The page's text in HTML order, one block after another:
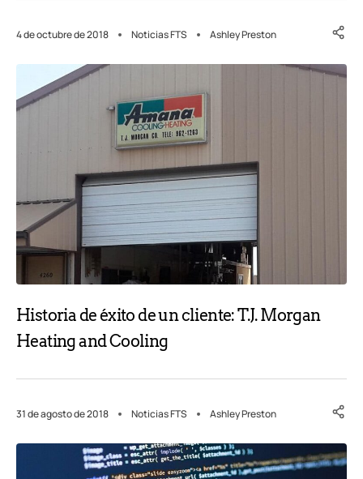
4 de octubre de 2018 Noticias FTS Ashley Preston
Historia de éxito de un cliente: T.J. Morgan
Heating and Cooling
31 de agosto de 2018 Noticias FTS Ashley Preston